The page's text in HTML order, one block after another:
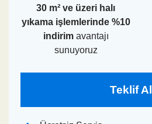
30 m² ve üzeri halı
yıkama işlemlerinde %10
indirimavantajı
sunuyoruz
Teklif Al